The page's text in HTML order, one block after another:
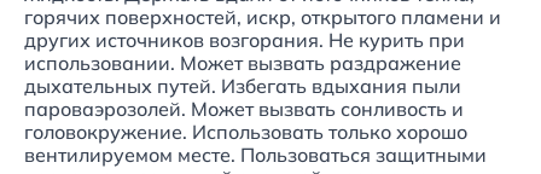
горячих поверхностей, искр, открытого пламени и
других источников возгорания. Не курить при
использовании. Может вызвать раздражение
дыхательных путей. Избегать вдыхания пыли
пароваэрозолей. Может вызвать сонливость и
головокружение. Использовать только хорошо
вентилируемом месте. Пользоваться защитными